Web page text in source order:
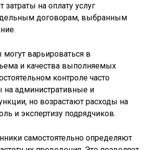
затраты на оплату услуг
договорам, выбранным
варьироваться в
и качества выполняемых
контроле часто
на административные и
но возрастают расходы на
и экспертизу подрядчиков.
самостоятельно определяют